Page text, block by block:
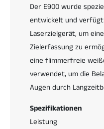
r
a
b
a
r
r
Q
-
B
i
n
e
r
t
r
a
b
r
e
Der E900 wurde
entwickelt und
Laserzielgerät, um
Zielerfassung zu
eine flimmerfreie
verwendet, um die
Augen durch
Spezifikationen
Leistung